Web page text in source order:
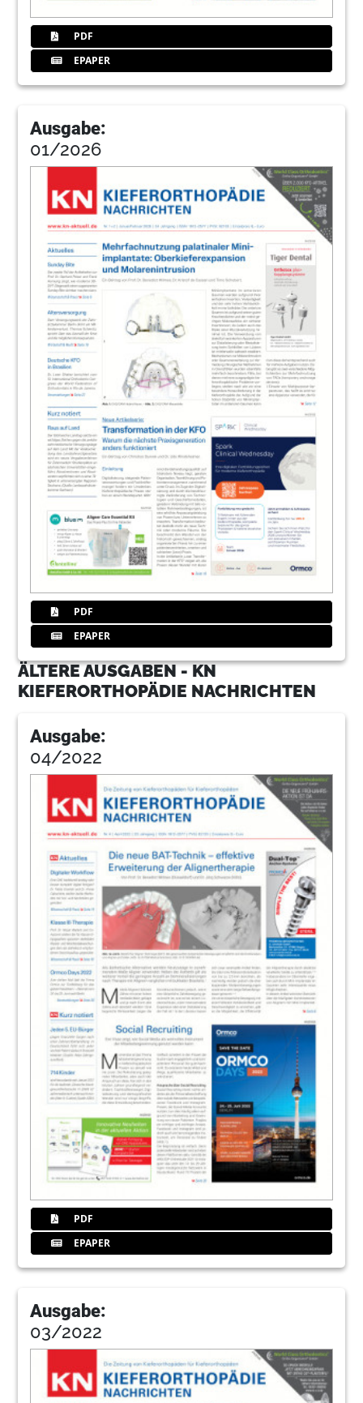
PDF
EPAPER
Ausgabe:
01/2026
PDF
EPAPER
ÄLTERE AUSGABEN - KN
KIEFERORTHOPÄDIE NACHRICHTEN
Ausgabe:
04/2022
PDF
EPAPER
Ausgabe:
03/2022